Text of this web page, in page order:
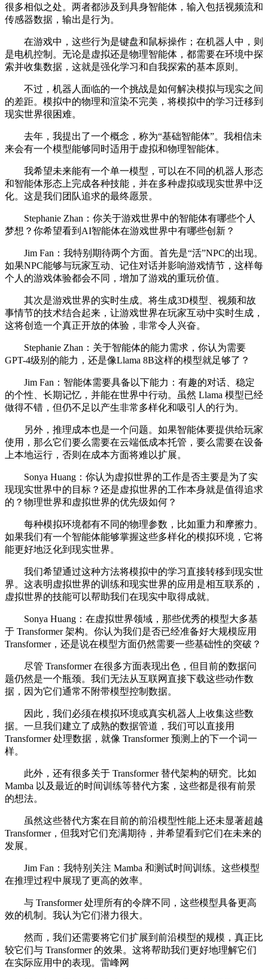
很多相似之处。两者都涉及到具身智能体，输入包括视频流和
传感器数据，输出是行为。
在游戏中，这些行为是键盘和鼠标操作；在机器人中，则
是电机控制。无论是虚拟还是物理智能体，都需要在环境中探
索并收集数据，这就是强化学习和自我探索的基本原则。
不过，机器人面临的一个挑战是如何解决模拟与现实之间
的差距。模拟中的物理和渲染不完美，将模拟中的学习迁移到
现实世界很困难。
去年，我提出了一个概念，称为“基础智能体”。我相信未
来会有一个模型能够同时适用于虚拟和物理智能体。
我希望未来能有一个单一模型，可以在不同的机器人形态
和智能体形态上完成各种技能，并在多种虚拟或现实世界中泛
化。这是我们团队追求的最终愿景。
Stephanie Zhan：你关于游戏世界中的智能体有哪些个人
梦想？你希望看到AI智能体在游戏世界中有哪些创新？
Jim Fan：我特别期待两个方面。首先是“活”NPC的出现。
如果NPC能够与玩家互动、记住对话并影响游戏情节，这样每
个人的游戏体验都会不同，增加了游戏的重玩价值。
其次是游戏世界的实时生成。将生成3D模型、视频和故
事情节的技术结合起来，让游戏世界在玩家互动中实时生成，
这将创造一个真正开放的体验，非常令人兴奋。
Stephanie Zhan：关于智能体的能力需求，你认为需要
GPT-4级别的能力，还是像Llama 8B这样的模型就足够了？
Jim Fan：智能体需要具备以下能力：有趣的对话、稳定
的个性、长期记忆，并能在世界中行动。虽然 Llama 模型已经
做得不错，但仍不足以产生非常多样化和吸引人的行为。
另外，推理成本也是一个问题。如果智能体要提供给玩家
使用，那么它们要么需要在云端低成本托管，要么需要在设备
上本地运行，否则在成本方面将难以扩展。
Sonya Huang：你认为虚拟世界的工作是否主要是为了实
现现实世界中的目标？还是虚拟世界的工作本身就是值得追求
的？物理世界和虚拟世界的优先级如何？
每种模拟环境都有不同的物理参数，比如重力和摩擦力。
如果我们有一个智能体能够掌握这些多样化的模拟环境，它将
能更好地泛化到现实世界。
我们希望通过这种方法将模拟中的学习直接转移到现实世
界。这表明虚拟世界的训练和现实世界的应用是相互联系的，
虚拟世界的技能可以帮助我们在现实中取得成就。
Sonya Huang：在虚拟世界领域，那些优秀的模型大多基
于 Transformer 架构。你认为我们是否已经准备好大规模应用
Transformer，还是说在模型方面仍然需要一些基础性的突破？
尽管 Transformer 在很多方面表现出色，但目前的数据问
题仍然是一个瓶颈。我们无法从互联网直接下载这些动作数
据，因为它们通常不附带模型控制数据。
因此，我们必须在模拟环境或真实机器人上收集这些数
据。一旦我们建立了成熟的数据管道，我们可以直接用
Transformer 处理数据，就像 Transformer 预测上的下一个词一
样。
此外，还有很多关于 Transformer 替代架构的研究。比如
Mamba 以及最近的时间训练等替代方案，这些都是很有前景
的想法。
虽然这些替代方案在目前的前沿模型性能上还未显著超越
Transformer，但我对它们充满期待，并希望看到它们在未来的
发展。
Jim Fan：我特别关注 Mamba 和测试时间训练。这些模型
在推理过程中展现了更高的效率。
与 Transformer 处理所有的令牌不同，这些模型具备更高
效的机制。我认为它们潜力很大。
然而，我们还需要将它们扩展到前沿模型的规模，真正比
较它们与 Transformer 的效果。这将帮助我们更好地理解它们
在实际应用中的表现。雷峰网